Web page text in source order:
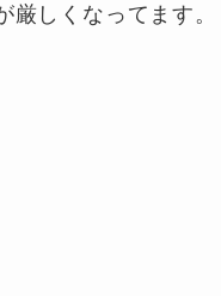
しくなってます。